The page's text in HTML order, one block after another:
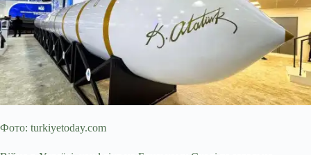
Фото: turkiyetoday.com